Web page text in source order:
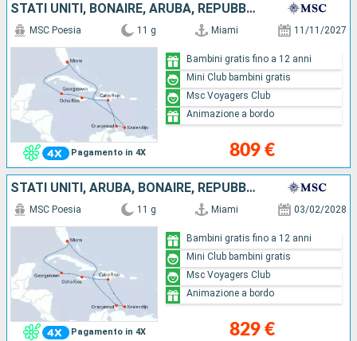
STATI UNITI, BONAIRE, ARUBA, REPUBBLICA DOMINICANA, GIAMAICA, ISOLE CAYMAN
Pagamento in 4X
MSC Poesia 11 g Miami 11/11/2027
809 €
Bambini gratis fino a 12 anni
Mini Club bambini gratis
Msc Voyagers Club
Animazione a bordo
STATI UNITI, ARUBA, BONAIRE, REPUBBLICA DOMINICANA, GIAMAICA, ISOLE CAYMAN
Pagamento in 4X
MSC Poesia 11 g Miami 03/02/2028
829 €
Bambini gratis fino a 12 anni
Mini Club bambini gratis
Msc Voyagers Club
Animazione a bordo